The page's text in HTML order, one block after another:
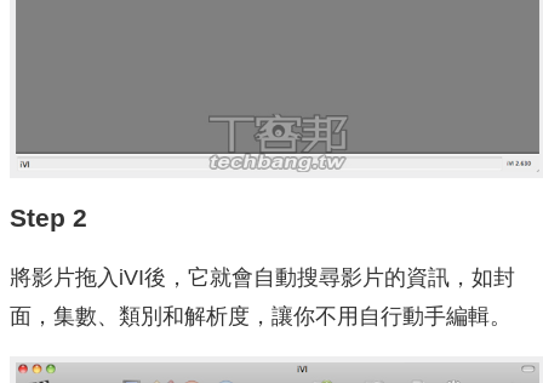
Step 2
將影片拖入iVI後，它就會自動搜尋影片的資訊，如封
面，集數、類別和解析度，讓你不用自行動手編輯。